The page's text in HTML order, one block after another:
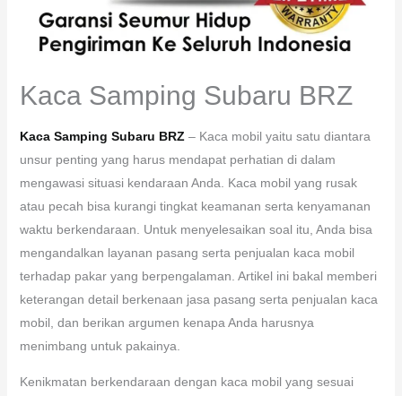
Kaca Samping Subaru BRZ
Kaca Samping Subaru BRZ – Kaca mobil yaitu satu diantara
unsur penting yang harus mendapat perhatian di dalam
mengawasi situasi kendaraan Anda. Kaca mobil yang rusak
atau pecah bisa kurangi tingkat keamanan serta kenyamanan
waktu berkendaraan. Untuk menyelesaikan soal itu, Anda bisa
mengandalkan layanan pasang serta penjualan kaca mobil
terhadap pakar yang berpengalaman. Artikel ini bakal memberi
keterangan detail berkenaan jasa pasang serta penjualan kaca
mobil, dan berikan argumen kenapa Anda harusnya
menimbang untuk pakainya.
Kenikmatan berkendaraan dengan kaca mobil yang sesuai